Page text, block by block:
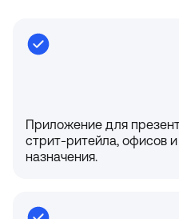
Приложение для
стрит-ритейла, офисов
назначения.